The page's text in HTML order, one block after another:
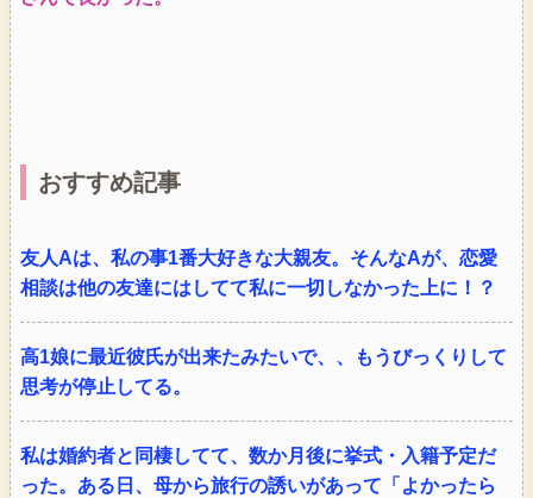
おすすめ記事
友人Aは、私の事1番大好きな大親友。そんなAが、恋愛
相談は他の友達にはしてて私に一切しなかった上に！？
高1娘に最近彼氏が出来たみたいで、、もうびっくりして
思考が停止してる。
私は婚約者と同棲してて、数か月後に挙式・入籍予定だ
った。ある日、母から旅行の誘いがあって「よかったら